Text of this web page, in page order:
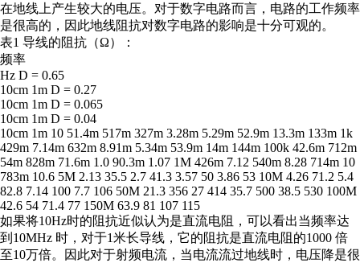
在地线上产生较大的电压。对于数字电路而言，电路的工作频率
是很高的，因此地线阻抗对数字电路的影响是十分可观的。
表1 导线的阻抗（Ω）：
频率
Hz D = 0.65
10cm 1m D = 0.27
10cm 1m D = 0.065
10cm 1m D = 0.04
10cm 1m 10 51.4m 517m 327m 3.28m 5.29m 52.9m 13.3m 133m 1k
429m 7.14m 632m 8.91m 5.34m 53.9m 14m 144m 100k 42.6m 712m
54m 828m 71.6m 1.0 90.3m 1.07 1M 426m 7.12 540m 8.28 714m 10
783m 10.6 5M 2.13 35.5 2.7 41.3 3.57 50 3.86 53 10M 4.26 71.2 5.4
82.8 7.14 100 7.7 106 50M 21.3 356 27 414 35.7 500 38.5 530 100M
42.6 54 71.4 77 150M 63.9 81 107 115
如果将10Hz时的阻抗近似认为是直流电阻，可以看出当频率达
到10MHz 时，对于1米长导线，它的阻抗是直流电阻的1000 倍
至10万倍。因此对于射频电流，当电流流过地线时，电压降是很